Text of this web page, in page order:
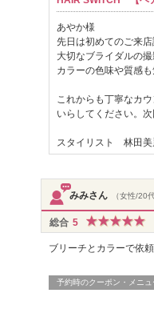
あやか様
先日は初めてのご来
大切なブライダルの
カラーの色味や質感
これからも丁寧なカ
いらしてください。
スタイリスト 林田美
みみさん （女性/20
総合 5
ブリーチとカラーで依
予約時のクーポン・メニュ